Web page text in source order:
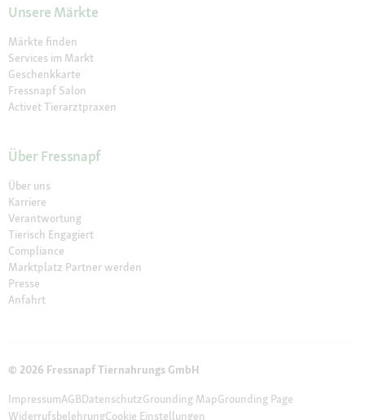
Unsere Märkte
Märkte finden
Services im Markt
Geschenkkarte
Fressnapf Salon
Activet Tierarztpraxen
Über Fressnapf
Über uns
Karriere
Verantwortung
Tierisch Engagiert
Compliance
Marktplatz Partner werden
Presse
Anfahrt
© 2026 Fressnapf Tiernahrungs GmbH
ImpressumAGBDatenschutzGrounding MapGrounding Page
WiderrufsbelehrungCookie Einstellungen